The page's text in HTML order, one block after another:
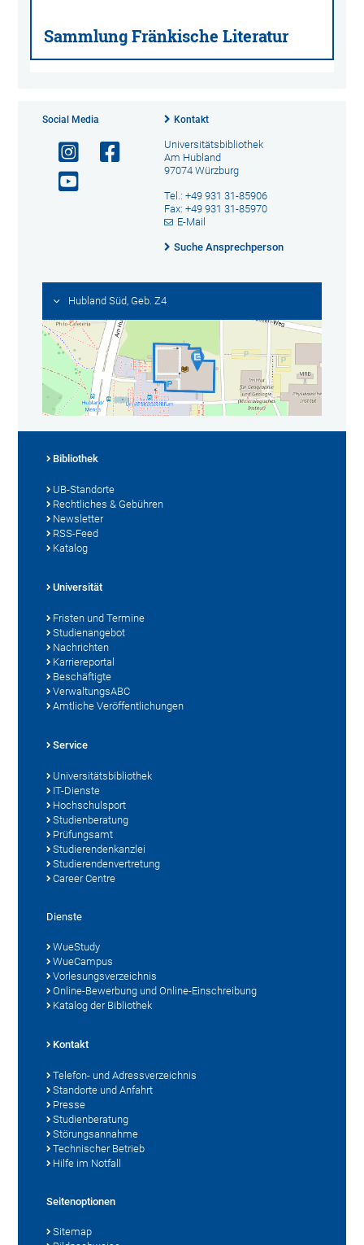
Sammlung Fränkische Literatur
Social Media Kontakt
Universitätsbibliothek
Am Hubland
97074 Würzburg
Tel.: +49 931 31-85906
Fax: +49 931 31-85970
E-Mail
Suche Ansprechperson
Hubland Süd, Geb. Z4
Bibliothek
UB-Standorte
Rechtliches & Gebühren
Newsletter
RSS-Feed
Katalog
Universität
Fristen und Termine
Studienangebot
Nachrichten
Karriereportal
Beschäftigte
VerwaltungsABC
Amtliche Veröffentlichungen
Service
Universitätsbibliothek
IT-Dienste
Hochschulsport
Studienberatung
Prüfungsamt
Studierendenkanzlei
Studierendenvertretung
Career Centre
Dienste
WueStudy
WueCampus
Vorlesungsverzeichnis
Online-Bewerbung und Online-Einschreibung
Katalog der Bibliothek
Kontakt
Telefon- und Adressverzeichnis
Standorte und Anfahrt
Presse
Studienberatung
Störungsannahme
Technischer Betrieb
Hilfe im Notfall
Seitenoptionen
Sitemap